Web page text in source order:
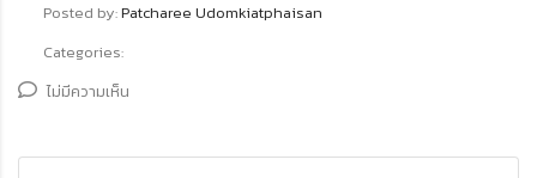
Posted by:Patcharee Udomkiatphaisan
Categories:
ไม่มีความเห็น